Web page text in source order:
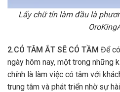
Lấy chữ tín làm đầu là
2.CÓ TÂM ẮT SẼ CÓ TẦM Để
ngày hôm nay, một trong những
chính là làm việc có tâm với
trung tâm và phát triển nhờ sự